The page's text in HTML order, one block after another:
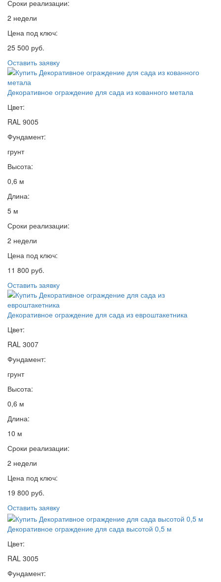
Сроки реализации:
2 недели
Цена под ключ:
25 500 руб.
Оставить заявку
Декоративное ограждение для сада из кованного метала
Цвет:
RAL 9005
Фундамент:
грунт
Высота:
0,6 м
Длина:
5 м
Сроки реализации:
2 недели
Цена под ключ:
11 800 руб.
Оставить заявку
Декоративное ограждение для сада из евроштакетника
Цвет:
RAL 3007
Фундамент:
грунт
Высота:
0,6 м
Длина:
10 м
Сроки реализации:
2 недели
Цена под ключ:
19 800 руб.
Оставить заявку
Декоративное ограждение для сада высотой 0,5 м
Цвет:
RAL 3005
Фундамент: